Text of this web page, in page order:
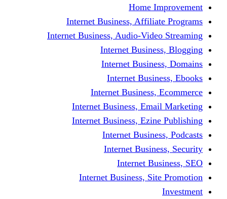
Home
Internet Business,
Internet Business, Audio-
Internet
Internet
Internet
Internet Business,
Internet Business,
Internet Business,
Internet
Internet
Internet
Internet Business,